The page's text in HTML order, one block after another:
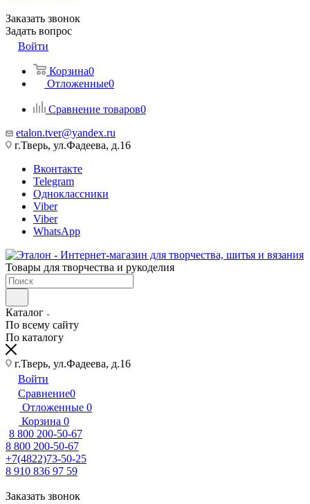
Заказать звонок
Задать вопрос
Войти
Корзина0
Отложенные0
Сравнение товаров0
etalon.tver@yandex.ru
г.Тверь, ул.Фадеева, д.16
Вконтакте
Telegram
Одноклассники
Viber
Viber
WhatsApp
Товары для творчества и рукоделия
Каталог
По всему сайту
По каталогу
г.Тверь, ул.Фадеева, д.16
Войти
Сравнение0
Отложенные 0
Корзина 0
8 800 200-50-67
8 800 200-50-67
+7(4822)73-50-25
8 910 836 97 59
Заказать звонок